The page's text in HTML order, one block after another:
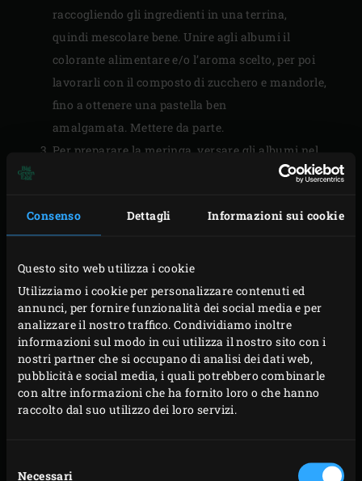
Consenso Dettagli Informazioni sui cookie
Questo sito web utilizza i cookie
Utilizziamo i cookie per personalizzare contenuti ed
annunci, per fornire funzionalità dei social media e per
analizzare il nostro traffico. Condividiamo inoltre
informazioni sul modo in cui utilizza il nostro sito con i
nostri partner che si occupano di analisi dei dati web,
pubblicità e social media, i quali potrebbero combinarle
con altre informazioni che ha fornito loro o che hanno
raccolto dal suo utilizzo dei loro servizi.
delNecessari
raccogliendo gli ingredienti in una terrina,
quindi mescolare bene. Unire agli albumi il
colorante alimentare e/o l’aroma scelto, per poi
lavorarli con il composto di zucchero e mandorle,
fino a ottenere una pastella ben
amalgamata. Mettere da parte.
Per preparare la meringa, versare gli albumi nel
recipiente di un robot da cucina. In un pentolino,
quindi scaldare a fiamma moderata fino a
raggiungere una temperatura di 118 °C (verificare
con un termometro da pasticceria). Una volta che
lo sciroppo di zucchero avrà raggiunto i 115 °C,
avviare il robot da cucina impostando la velocità al
massimo, così da ottenere albumi
perfettamente montati. Raggiunti i 118 °C, togliere lo
sciroppo di zucchero dal fuoco e versarlo a filo sugli
albumi. Lasciare acceso il robot finché il
Unire un terzo della meringa al preparato farinaceo